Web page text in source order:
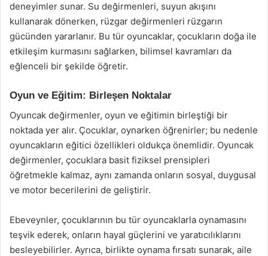
deneyimler sunar. Su değirmenleri, suyun akışını
kullanarak dönerken, rüzgar değirmenleri rüzgarın
gücünden yararlanır. Bu tür oyuncaklar, çocukların doğa ile
etkileşim kurmasını sağlarken, bilimsel kavramları da
eğlenceli bir şekilde öğretir.
Oyun ve Eğitim: Birleşen Noktalar
Oyuncak değirmenler, oyun ve eğitimin birleştiği bir
noktada yer alır. Çocuklar, oynarken öğrenirler; bu nedenle
oyuncakların eğitici özellikleri oldukça önemlidir. Oyuncak
değirmenler, çocuklara basit fiziksel prensipleri
öğretmekle kalmaz, aynı zamanda onların sosyal, duygusal
ve motor becerilerini de geliştirir.
Ebeveynler, çocuklarının bu tür oyuncaklarla oynamasını
teşvik ederek, onların hayal güçlerini ve yaratıcılıklarını
besleyebilirler. Ayrıca, birlikte oynama fırsatı sunarak, aile